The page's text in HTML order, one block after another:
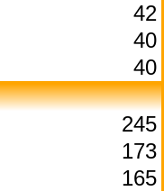
42
40
40
245
173
165